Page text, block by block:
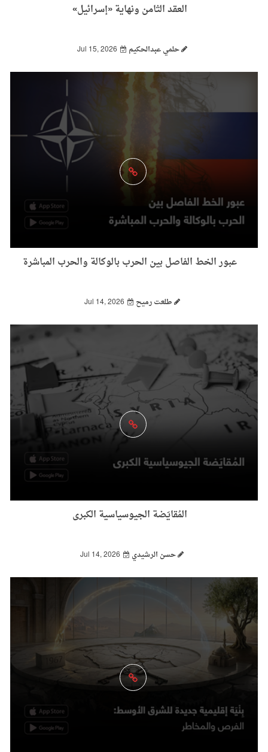
العقد الثامن ونهاية «إسرائيل»
حلمي عبدالحكيم Jul 15, 2026
عبور الخط الفاصل بين الحرب بالوكالة والحرب المباشرة
طلعت رميح Jul 14, 2026
المُقايَضة الجيوسياسية الكبرى
حسن الرشيدي Jul 14, 2026